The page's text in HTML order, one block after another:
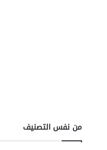
من نفس التصنيف